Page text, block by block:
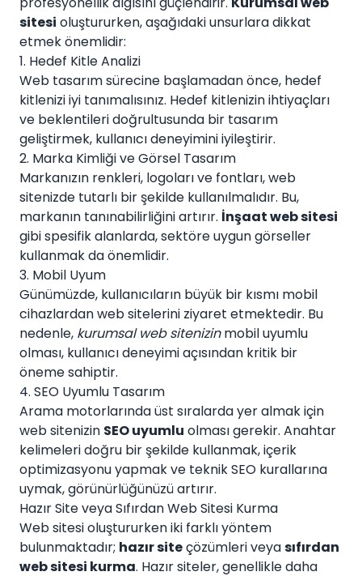
sitesi oluştururken, aşağıdaki unsurlara dikkat
etmek önemlidir:
1. Hedef Kitle Analizi
Web tasarım sürecine başlamadan önce, hedef
kitlenizi iyi tanımalısınız. Hedef kitlenizin ihtiyaçları
ve beklentileri doğrultusunda bir tasarım
geliştirmek, kullanıcı deneyimini iyileştirir.
2. Marka Kimliği ve Görsel Tasarım
Markanızın renkleri, logoları ve fontları, web
sitenizde tutarlı bir şekilde kullanılmalıdır. Bu,
markanın tanınabilirliğini artırır. İnşaat web sitesi
gibi spesifik alanlarda, sektöre uygun görseller
kullanmak da önemlidir.
3. Mobil Uyum
Günümüzde, kullanıcıların büyük bir kısmı mobil
cihazlardan web sitelerini ziyaret etmektedir. Bu
nedenle, kurumsal web sitenizinmobil uyumlu
olması, kullanıcı deneyimi açısından kritik bir
öneme sahiptir.
4. SEO Uyumlu Tasarım
Arama motorlarında üst sıralarda yer almak için
web sitenizin SEO uyumlu olması gerekir. Anahtar
kelimeleri doğru bir şekilde kullanmak, içerik
optimizasyonu yapmak ve teknik SEO kurallarına
uymak, görünürlüğünüzü artırır.
Hazır Site veya Sıfırdan Web Sitesi Kurma
Web sitesi oluştururken iki farklı yöntem
bulunmaktadır; hazır siteçözümleri veyasıfırdan
web sitesi kurma. Hazır siteler, genellikle daha